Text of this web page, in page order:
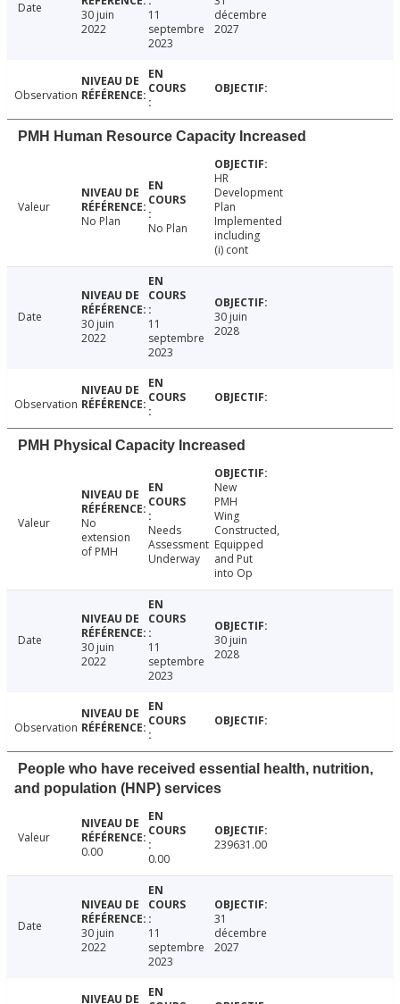
Date
30 juin
2022
11
septembre
2023
décembre
2027
Observation
PMH Human Resource Capacity Increased
Valeur
No Plan
No Plan
HR
Development
Plan
Implemented
including
(i) cont
Date
30 juin
2022
11
septembre
2023
30 juin
2028
Observation
PMH Physical Capacity Increased
Valeur
No
extension
of PMH
Needs
Assessment
Underway
New
PMH
Wing
Constructed,
Equipped
and Put
into Op
Date
30 juin
2022
11
septembre
2023
30 juin
2028
Observation
People who have received essential health, nutrition,
and population (HNP) services
Valeur
0.00
0.00
239631.00
Date
30 juin
2022
11
septembre
2023
31
décembre
2027